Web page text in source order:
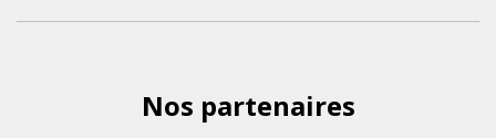
Nos partenaires